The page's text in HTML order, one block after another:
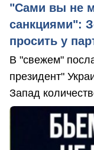
"Сами вы не
санкциями":
просить у
В "свежем"
президент"
Запад